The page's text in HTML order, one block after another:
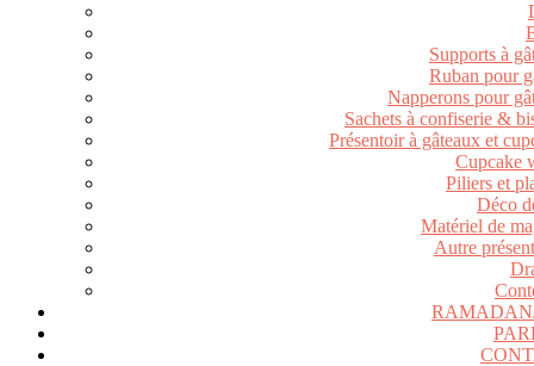
Supports à
Ruban pour
Napperons pour
Sachets à confiserie &
Présentoir à gâteaux et
Cupcake
Piliers et
Déco
Matériel de
Autre